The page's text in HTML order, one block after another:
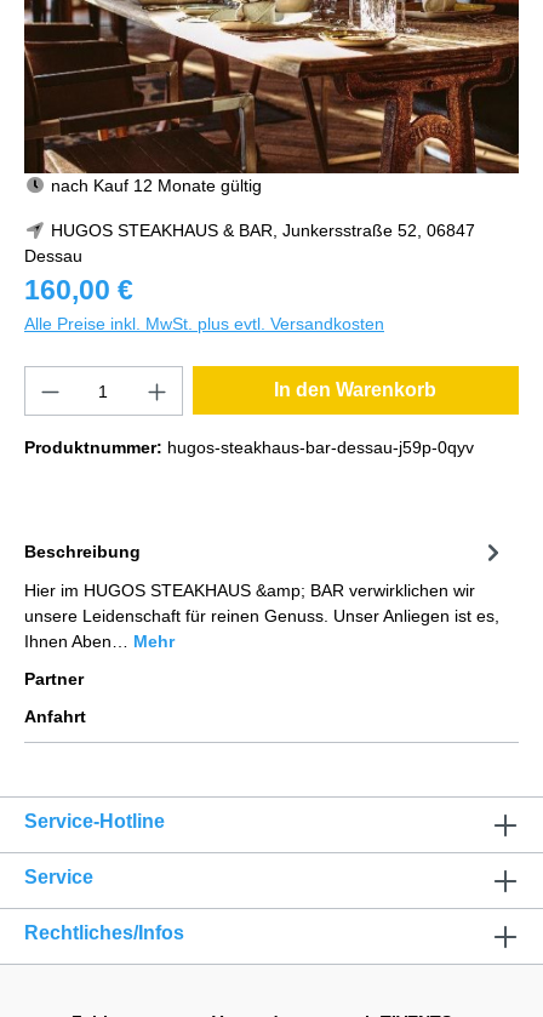
nach Kauf 12 Monate gültig
HUGOS STEAKHAUS & BAR, Junkersstraße 52, 06847
Dessau
160,00 €
Alle Preise inkl. MwSt. plus evtl. Versandkosten
In den Warenkorb
Produktnummer: hugos-steakhaus-bar-dessau-j59p-0qyv
Beschreibung
Hier im HUGOS STEAKHAUS &amp; BAR verwirklichen wir
unsere Leidenschaft für reinen Genuss. Unser Anliegen ist es,
Ihnen Aben… Mehr
Partner
Anfahrt
Service-Hotline
Service
Rechtliches/Infos